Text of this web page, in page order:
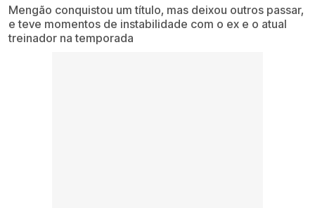
Mengão conquistou um título, mas deixou outros passar,
e teve momentos de instabilidade com o ex e o atual
treinador na temporada